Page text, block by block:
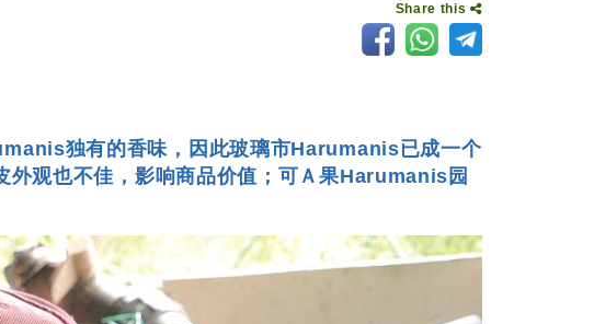
Share this
独有的香味，因此玻璃市Harumanis已成一个
外观也不佳，影响商品价值；可Ａ果Harumanis园